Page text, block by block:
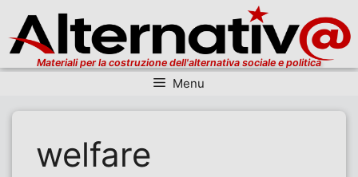
Materiali per la costruzione dell'alternativa sociale e politica
Menu
welfare